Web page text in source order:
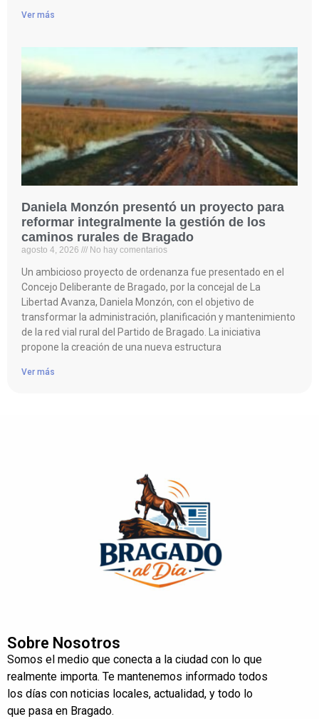
Ver más
Daniela Monzón presentó un proyecto para
reformar integralmente la gestión de los
caminos rurales de Bragado
agosto 4, 2026 No hay comentarios
Un ambicioso proyecto de ordenanza fue presentado en el
Concejo Deliberante de Bragado, por la concejal de La
Libertad Avanza, Daniela Monzón, con el objetivo de
transformar la administración, planificación y mantenimiento
de la red vial rural del Partido de Bragado. La iniciativa
propone la creación de una nueva estructura
Ver más
Sobre Nosotros
Somos el medio que conecta a la ciudad con lo que
realmente importa. Te mantenemos informado todos
los días con noticias locales, actualidad, y todo lo
que pasa en Bragado.